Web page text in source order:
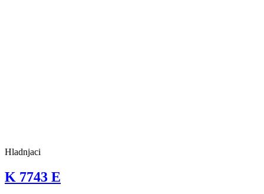
Hladnjaci
K 7743 E